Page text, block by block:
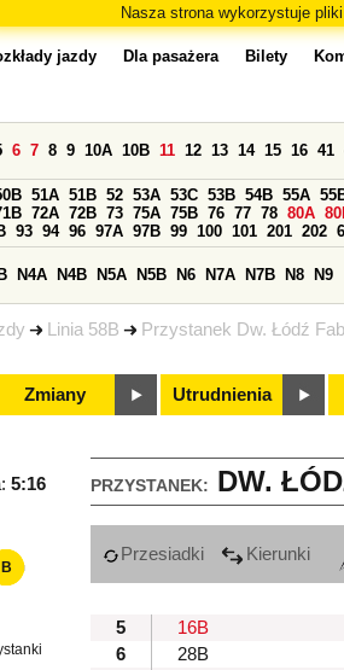
Nasza strona wykorzystuje
Linia 58B Przystanek Dw. Łódź
jazdy Dla pasażera Bilety
6 7 8 9 10A 10B 11 12 13 14 15 16 41
51A 51B 52 53A 53C 53B 54B 55A
72A 72B 73 75A 75B 76 77 78 80A
93 94 96 97A 97B 99 100 101 201 202
N4A N4B N5A N5B N6 N7A N7B N8 N9
Zmiany Utrudnienia
PRZYSTANEK: DW.
5:16
Przesiadki Kierunki
5
16B
6
28B
B